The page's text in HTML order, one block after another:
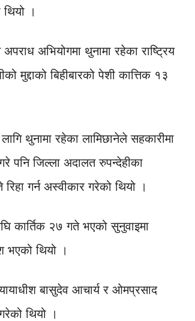
।
अभियोगमा थुनामा रहेका राष्ट्रिय
मुद्दाको बिहीबारको पेशी कात्तिक १३
थुनामा रहेका लामिछानेले सहकारीमा
पनि जिल्ला अदालत रुपन्देहीका
गर्न अस्वीकार गरेको थियो ।
कार्तिक २७ गते भएको सुनुवाइमा
भएको थियो ।
बासुदेव आचार्य र ओमप्रसाद
थियो ।